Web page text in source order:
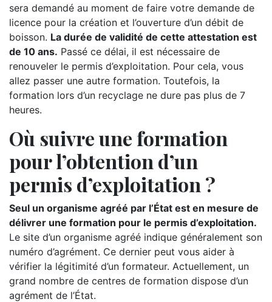
sera demandé au moment de faire votre demande de
licence pour la création et l’ouverture d’un débit de
boisson. La durée de validité de cette attestation est
de 10 ans. Passé ce délai, il est nécessaire de
renouveler le permis d’exploitation. Pour cela, vous
allez passer une autre formation. Toutefois, la
formation lors d’un recyclage ne dure pas plus de 7
heures.
Où suivre une formation
pour l’obtention d’un
permis d’exploitation ?
Seul un organisme agréé par l’État est en mesure de
délivrer une formation pour le permis d’exploitation.
Le site d’un organisme agréé indique généralement son
numéro d’agrément. Ce dernier peut vous aider à
vérifier la légitimité d’un formateur. Actuellement, un
grand nombre de centres de formation dispose d’un
agrément de l’État.